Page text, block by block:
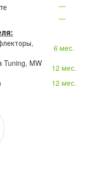
—
—
6 мес.
Tuning, MW
12 мес.
12 мес.